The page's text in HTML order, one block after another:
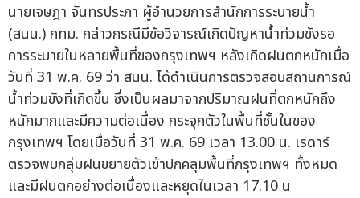
นายเจษฎา จันทรประภา ผู้อำนวยการสำนักการระบายน้ำ
(สนน.) กทม. กล่าวกรณีมีข้อวิจารณ์เกิดปัญหาน้ำท่วมขังรอ
การระบายในหลายพื้นที่ของกรุงเทพฯ หลังเกิดฝนตกหนักเมื่อ
วันที่ 31 พ.ค. 69 ว่า สนน. ได้ดำเนินการตรวจสอบสถานการณ์
น้ำท่วมขังที่เกิดขึ้น ซึ่งเป็นผลมาจากปริมาณฝนที่ตกหนักถึง
หนักมากและมีความต่อเนื่อง กระจุกตัวในพื้นที่ชั้นในของ
กรุงเทพฯ โดยเมื่อวันที่ 31 พ.ค. 69 เวลา 13.00 น. เรดาร์
ตรวจพบกลุ่มฝนขยายตัวเข้าปกคลุมพื้นที่กรุงเทพฯ ทั้งหมด
และมีฝนตกอย่างต่อเนื่องและหยุดในเวลา 17.10 น